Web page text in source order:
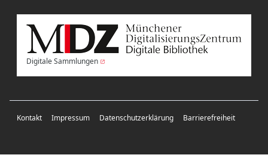
Digitale Sammlungen
Kontakt Impressum Datenschutzerklärung Barrierefreiheit